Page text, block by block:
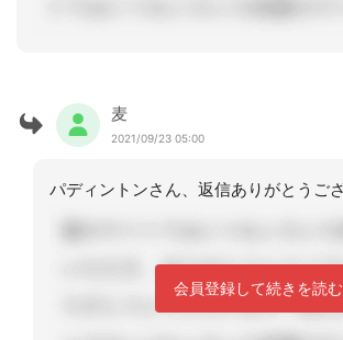
麦
2021/09/23 05:00
会員登録して続きを読む